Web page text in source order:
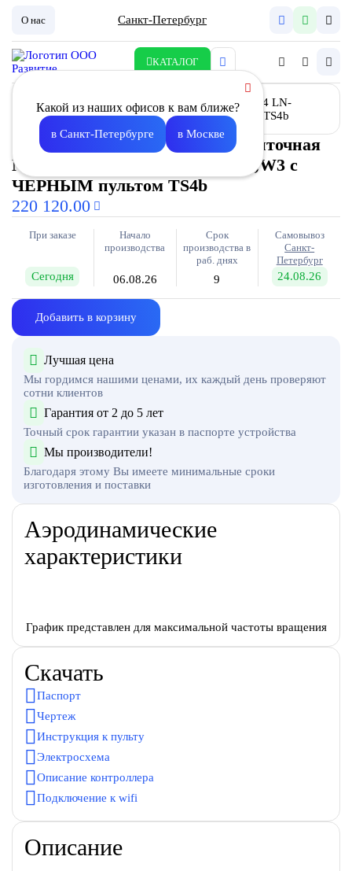
О нас Санкт-Петербург
КАТАЛОГ
Какой из наших офисов к вам ближе?
в Санкт-Петербурге в Москве
Установка вентиляционная приточная
Node4 LN- 315(50m)/VEC(S146),W3 с
ЧЕРНЫМ пультом TS4b
220 120.00
При заказе
Сегодня
Начало
производства
06.08.26
Срок
производства в
раб. днях
9
Самовывоз
Санкт-
Петербург
24.08.26
Добавить в корзину
Лучшая цена
Мы гордимся нашими ценами, их каждый день проверяют
сотни клиентов
Гарантия от 2 до 5 лет
Точный срок гарантии указан в паспорте устройства
Мы производители!
Благодаря этому Вы имеете минимальные сроки
изготовления и поставки
Аэродинамические
характеристики
График представлен для максимальной частоты вращения
Скачать
Паспорт
Чертеж
Инструкция к пульту
Электросхема
Описание контроллера
Подключение к wifi
Описание